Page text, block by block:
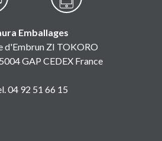
Emballages
d'Embrun ZI TOKORO
GAP CEDEX France
04 92 51 66 15